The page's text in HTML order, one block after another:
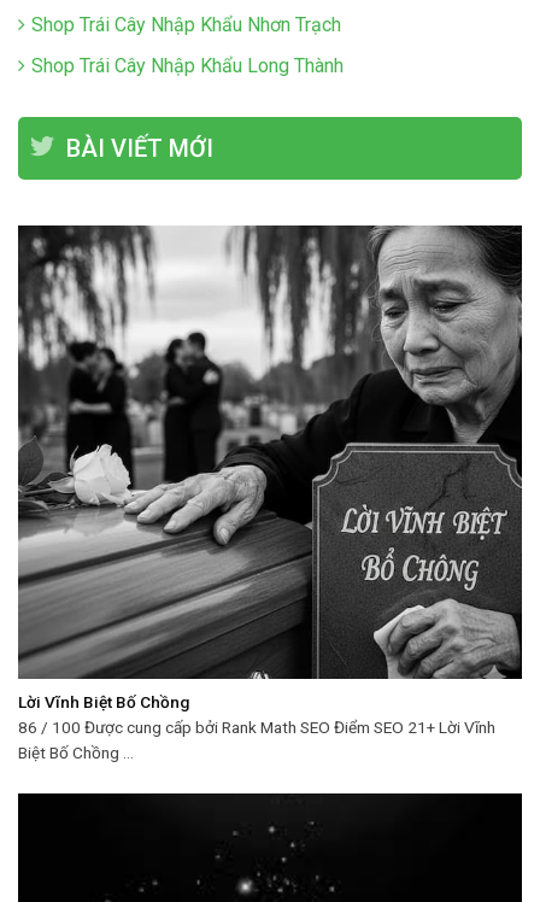
Shop Trái Cây Nhập Khẩu Nhơn Trạch
Shop Trái Cây Nhập Khẩu Long Thành
BÀI VIẾT MỚI
Lời Vĩnh Biệt Bố Chồng
86 / 100 Được cung cấp bởi Rank Math SEO Điểm SEO 21+ Lời Vĩnh
Biệt Bố Chồng ...